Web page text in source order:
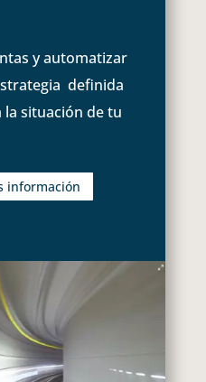
y automatizar
definida
la situación de tu
información